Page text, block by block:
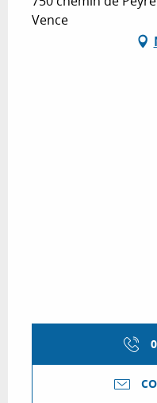
Vence